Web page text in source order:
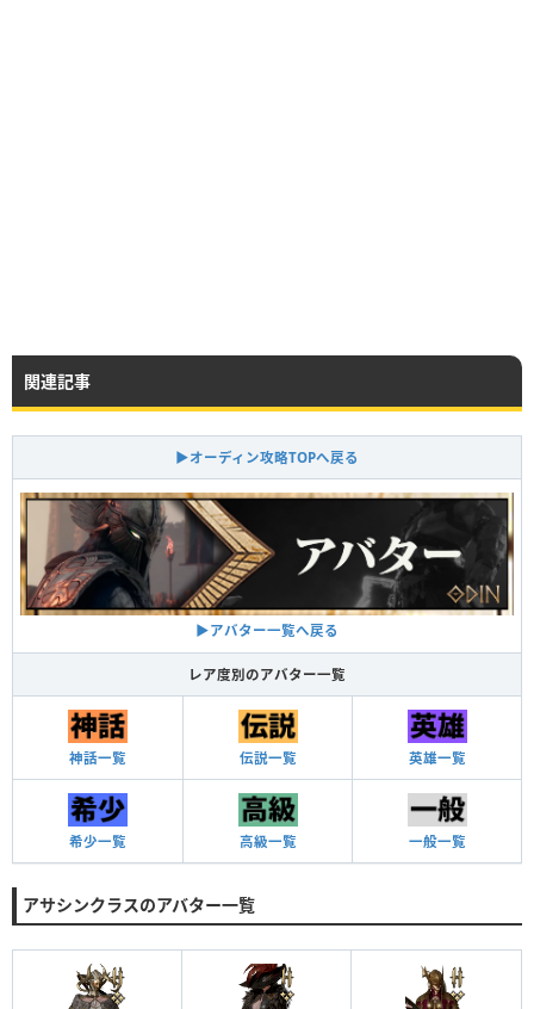
関連記事
▶オーディン攻略TOPへ戻る
▶アバター一覧へ戻る
レア度別のアバター一覧
神話一覧 伝説一覧 英雄一覧
希少一覧 高級一覧 一般一覧
アサシンクラスのアバター一覧